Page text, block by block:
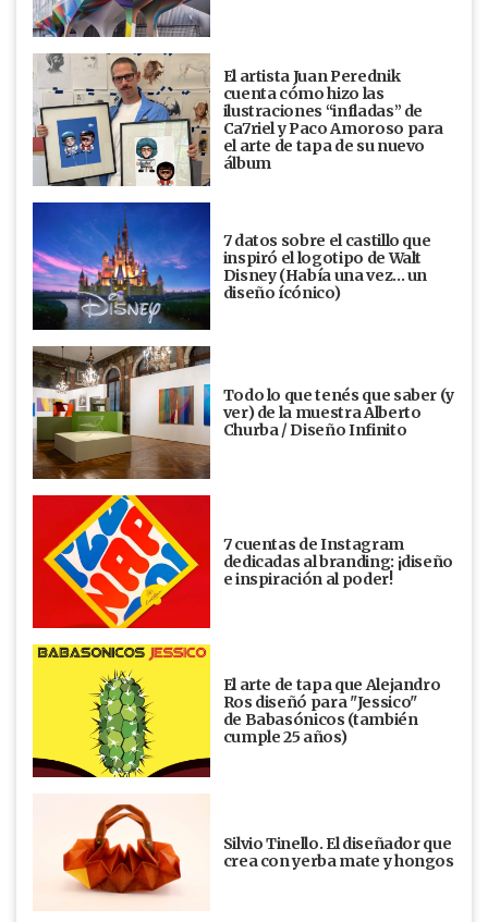
El artista Juan Perednik
cuenta cómo hizo las
ilustraciones “infladas” de
Ca7riel y Paco Amoroso para
el arte de tapa de su nuevo
álbum
7 datos sobre el castillo que
inspiró el logotipo de Walt
Disney (Había una vez... un
diseño ícónico)
Todo lo que tenés que saber (y
ver) de la muestra Alberto
Churba / Diseño Infinito
7 cuentas de Instagram
dedicadas al branding: ¡diseño
e inspiración al poder!
El arte de tapa que Alejandro
Ros diseñó para "Jessico"
de Babasónicos (también
cumple 25 años)
Silvio Tinello. El diseñador que
crea con yerba mate y hongos